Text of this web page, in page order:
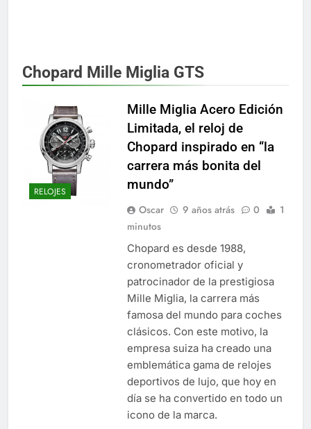
Chopard Mille Miglia GTS
RELOJES
Mille Miglia Acero Edición
Limitada, el reloj de
Chopard inspirado en “la
carrera más bonita del
mundo”
Oscar 9 años atrás 0
1
minutos
Chopard es desde 1988,
cronometrador oficial y
patrocinador de la prestigiosa
Mille Miglia, la carrera más
famosa del mundo para coches
clásicos. Con este motivo, la
empresa suiza ha creado una
emblemática gama de relojes
deportivos de lujo, que hoy en
día se ha convertido en todo un
icono de la marca.